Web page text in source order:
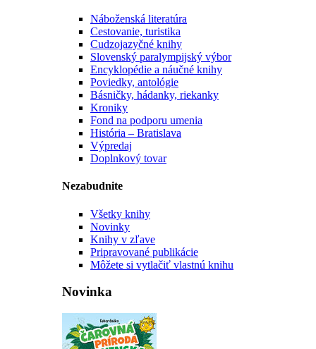
Náboženská literatúra
Cestovanie, turistika
Cudzojazyčné knihy
Slovenský paralympijský výbor
Encyklopédie a náučné knihy
Poviedky, antológie
Básničky, hádanky, riekanky
Kroniky
Fond na podporu umenia
História – Bratislava
Výpredaj
Doplnkový tovar
Nezabudnite
Všetky knihy
Novinky
Knihy v zľave
Pripravované publikácie
Môžete si vytlačiť vlastnú knihu
Novinka